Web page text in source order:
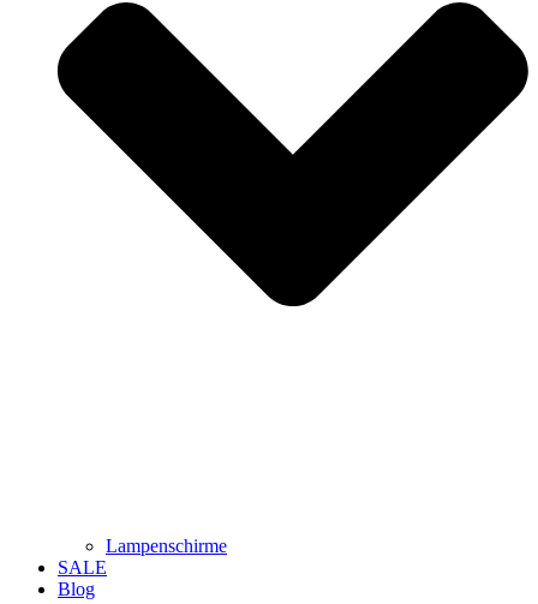
Lampenschirme
SALE
Blog